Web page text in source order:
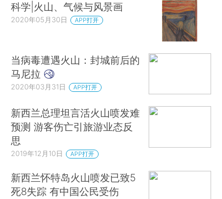
科学|火山、气候与风景画
2020年05月30日 APP打开
当病毒遭遇火山：封城前后的
马尼拉
2020年03月31日 APP打开
新西兰总理坦言活火山喷发难
预测 游客伤亡引旅游业态反
思
2019年12月10日 APP打开
新西兰怀特岛火山喷发已致5
死8失踪 有中国公民受伤